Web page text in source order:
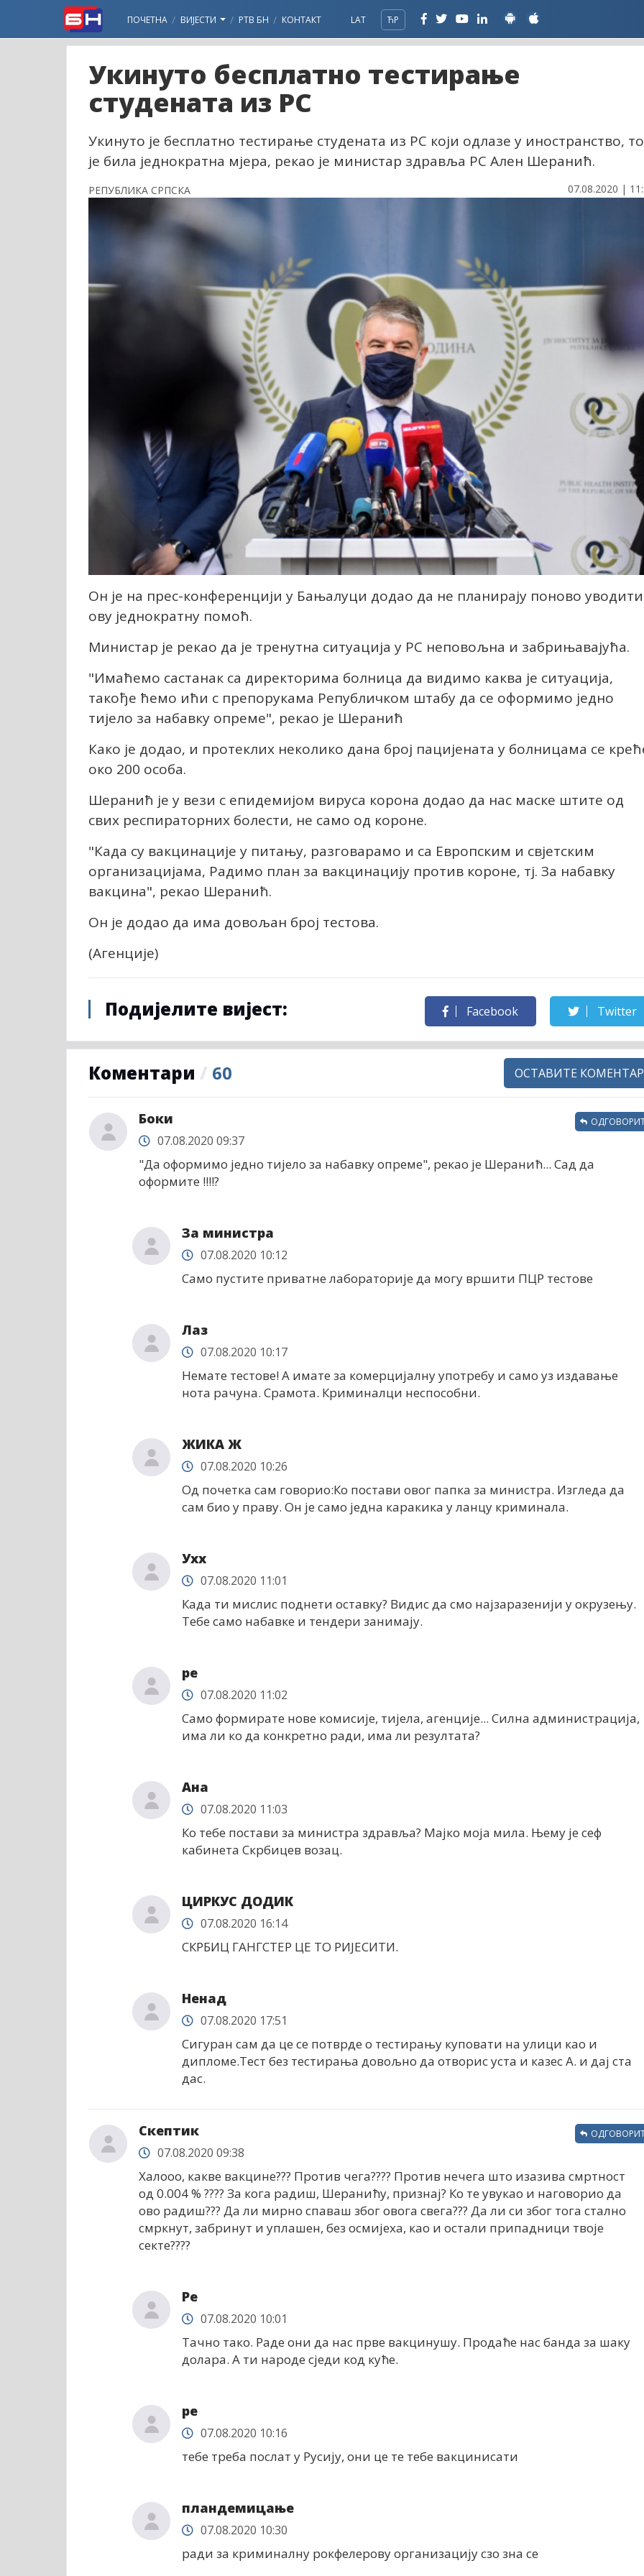
ПОЧЕТНА ВИЈЕСТИ РТВ БН КОНТАКТ LAT ЋР
Укинуто бесплатно тестирање
студената из РС
Укинуто је бесплатно тестирање студената из РС који одлазе у иностранство, то
је била једнократна мјера, рекао је министар здравља РС Ален Шеранић.
РЕПУБЛИКА СРПСКА 07.08.2020 |
Он је на прес-конференцији у Бањалуци додао да не планирају поново уводити
ову једнократну помоћ.
Министар је рекао да је тренутна ситуација у РС неповољна и забрињавајућа.
"Имаћемо састанак са директорима болница да видимо каква је ситуација,
такође ћемо ићи с препорукама Републичком штабу да се оформимо једно
тијело за набавку опреме", рекао је Шеранић
Како је додао, и протеклих неколико дана број пацијената у болницама се
око 200 особа.
Шеранић је у вези с епидемијом вируса корона додао да нас маске штите од
свих респираторних болести, не само од короне.
"Када су вакцинације у питању, разговарамо и са Европским и свјетским
организацијама, Радимо план за вакцинацију против короне, тј. За набавку
вакцина", рекао Шеранић.
Он је додао да има довољан број тестова.
(Агенције)
Подијелите вијест: Facebook Twitter
Коментари / 60 ОСТАВИТЕ КОМЕНТАР
Боки
07.08.2020 09:37
"Да оформимо једно тијело за набавку опреме", рекао је Шеранић... Сад да
оформите !!!!?
За министра
07.08.2020 10:12
Само пустите приватне лабораторије да могу вршити ПЦР тестове
Лаз
07.08.2020 10:17
Немате тестове! А имате за комерцијалну употребу и само уз издавање
нота рачуна. Срамота. Криминалци неспособни.
ЖИКА Ж
07.08.2020 10:26
Од почетка сам говорио:Ко постави овог папка за министра. Изгледа да
сам био у праву. Он је само једна каракика у ланцу криминала.
Ухх
07.08.2020 11:01
Када ти мислис поднети оставку? Видис да смо најзаразенији у окрузењу.
Тебе само набавке и тендери занимају.
ре
07.08.2020 11:02
Само формирате нове комисије, тијела, агенције... Силна администрација,
има ли ко да конкретно ради, има ли резултата?
Ана
07.08.2020 11:03
Ко тебе постави за министра здравља? Мајко моја мила. Њему је сеф
кабинета Скрбицев возац.
ЦИРКУС ДОДИК
07.08.2020 16:14
СКРБИЦ ГАНГСТЕР ЦЕ ТО РИЈЕСИТИ.
Ненад
07.08.2020 17:51
Сигуран сам да це се потврде о тестирању куповати на улици као и
дипломе.Тест без тестирања довољно да отворис уста и казес А. и дај ста
дас.
Скептик
07.08.2020 09:38
Халооо, какве вакцине??? Против чега???? Против нечега што изазива смртност
од 0.004 % ???? За кога радиш, Шеранићу, признај? Ко те увукао и наговорио да
ово радиш??? Да ли мирно спаваш због овога свега??? Да ли си због тога стално
смркнут, забринут и уплашен, без осмијеха, као и остали припадници твоје
секте????
Ре
07.08.2020 10:01
Тачно тако. Раде они да нас прве вакцинушу. Продаће нас банда за шаку
долара. А ти народе сједи код куће.
ре
07.08.2020 10:16
тебе треба послат у Русију, они це те тебе вакцинисати
пландемицање
07.08.2020 10:30
ради за криминалну рокфелерову организацију сзо зна се